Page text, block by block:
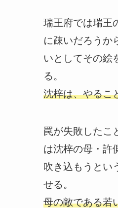
瑞王府では瑞王
に疎いだろうか
いとしてその絵
る。
沈梓は、やるこ
罠が失敗したこ
は沈梓の母・許
吹き込もうとい
せる。
母の敵である若